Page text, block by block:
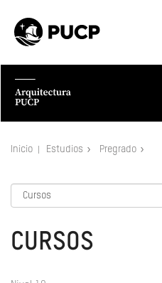
Inicio Estudios Pregrado
CURSOS